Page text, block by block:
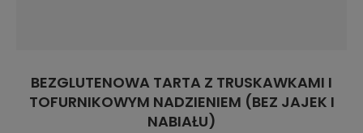
BEZGLUTENOWA TARTA Z TRUSKAWKAMI I
TOFURNIKOWYM NADZIENIEM (BEZ JAJEK I
NABIAŁU)